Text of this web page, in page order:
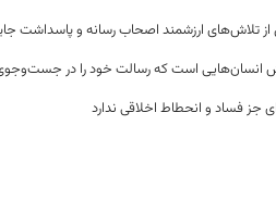
از تلاش‌های ارزشمند اصحاب رسانه و پاسداشت
انسان‌هایی است که رسالت خود را در
جز فساد و انحطاط اخلاقی ندارد